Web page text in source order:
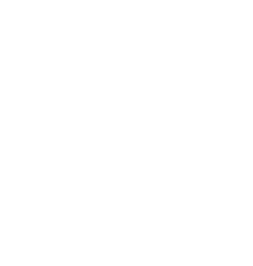
gaver til liten og